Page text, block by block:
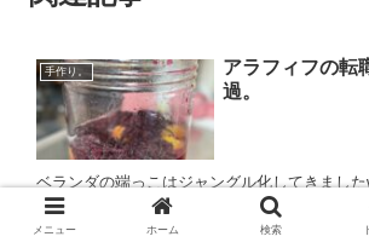
手作り。
アラフィフの転
過。
ベランダの端っこはジャングル化してきまし
ーマン収穫🫑♪ まだまだたくさん見えるw トマ
ぐかな？ 緑って癒されるな。 やっぱりこれが
メニュー ホーム 検索